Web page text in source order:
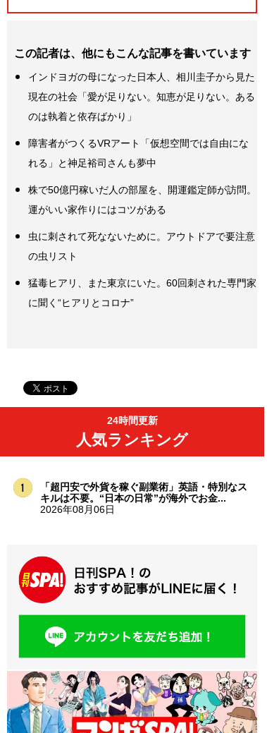
この記者は、他にもこんな記事を書いています
インドヨガの母になった日本人、相川圭子から見た
現在の社会「愛が足りない。知恵が足りない。ある
のは執着と依存ばかり」
障害者がつくるVRアート「仮想空間では自由にな
れる」と神足裕司さんも夢中
株で50億円稼いだ人の部屋を、開運鑑定師が訪問。
運がいい家作りにはコツがある
虫に刺されて死なないために。アウトドアで要注意
の虫リスト
猛毒ヒアリ、また東京にいた。60回刺された専門家
に聞く“ヒアリとコロナ”
24時間更新
人気ランキング
「超円安で外貨を稼ぐ副業術」英語・特別なス
キルは不要。“日本の日常”が海外でお金...
2026年08月06日